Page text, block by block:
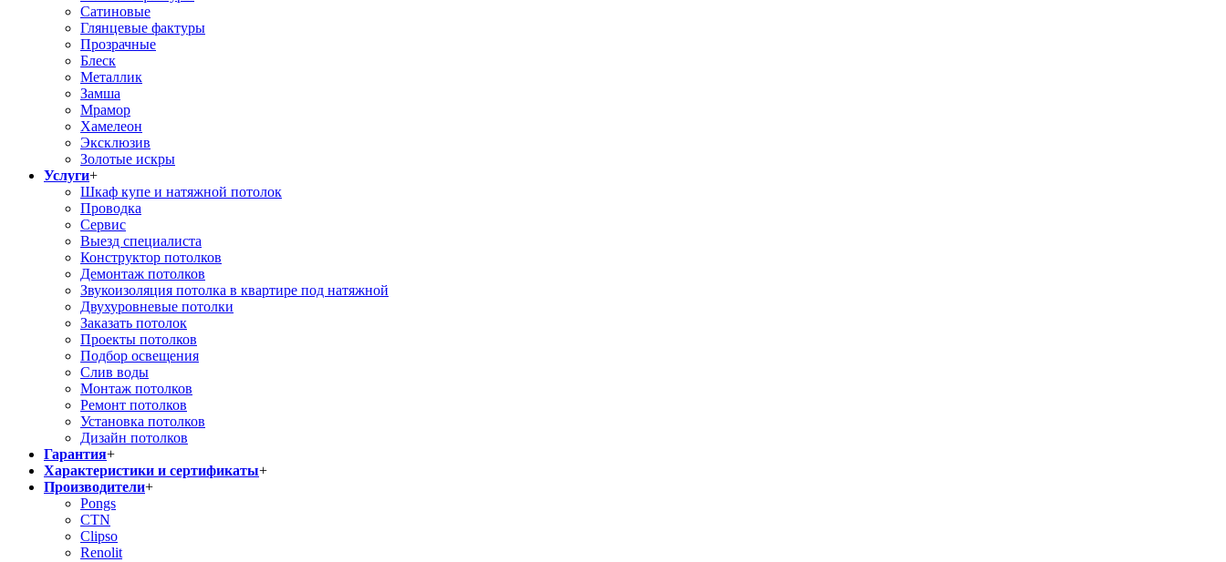
Сатиновые
Глянцевые фактуры
Прозрачные
Блеск
Металлик
Замша
Мрамор
Хамелеон
Эксклюзив
Золотые искры
Услуги+
Шкаф купе и натяжной потолок
Проводка
Сервис
Выезд специалиста
Конструктор потолков
Демонтаж потолков
Звукоизоляция потолка в квартире под натяжной
Двухуровневые потолки
Заказать потолок
Проекты потолков
Подбор освещения
Слив воды
Монтаж потолков
Ремонт потолков
Установка потолков
Дизайн потолков
Гарантия+
Характеристики и сертификаты+
Производители+
Pongs
CTN
Clipso
Renolit